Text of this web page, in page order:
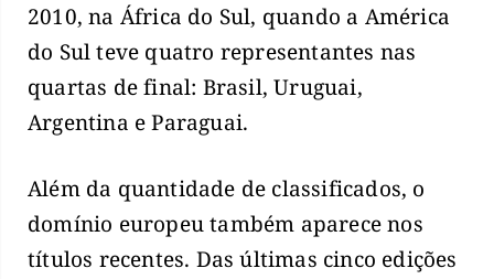
2010, na África do Sul, quando a América
do Sul teve quatro representantes nas
quartas de final: Brasil, Uruguai,
Argentina e Paraguai.
Além da quantidade de classificados, o
domínio europeu também aparece nos
títulos recentes. Das últimas cinco edições